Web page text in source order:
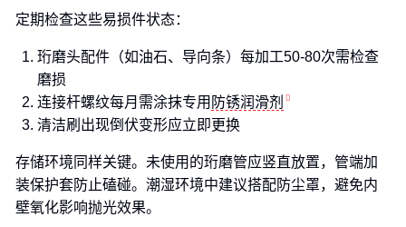
定期检查这些易损件状态：
珩磨头配件（如油石、导向条）每加工50-80次需检查
磨损
连接杆螺纹每月需涂抹专用 防锈润滑剂
清洁刷出现倒伏变形应立即更换
存储环境同样关键。未使用的珩磨管应竖直放置，管端加
装保护套防止磕碰。潮湿环境中建议搭配防尘罩，避免内
壁氧化影响抛光效果。